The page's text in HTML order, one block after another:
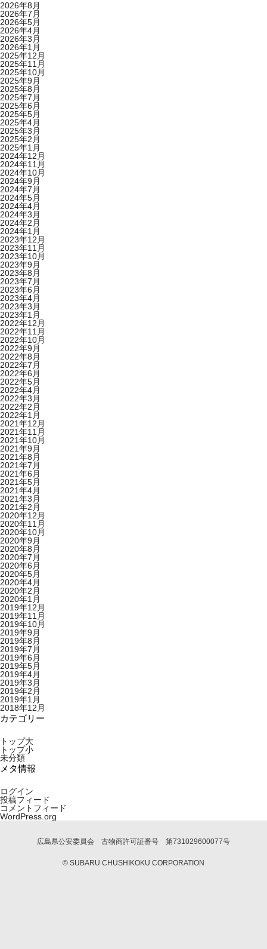
2026年8月
2026年7月
2026年5月
2026年4月
2026年3月
2026年1月
2025年12月
2025年11月
2025年10月
2025年9月
2025年8月
2025年7月
2025年6月
2025年5月
2025年4月
2025年3月
2025年2月
2025年1月
2024年12月
2024年11月
2024年10月
2024年9月
2024年7月
2024年5月
2024年4月
2024年3月
2024年2月
2024年1月
2023年12月
2023年11月
2023年10月
2023年9月
2023年8月
2023年7月
2023年6月
2023年4月
2023年3月
2023年1月
2022年12月
2022年11月
2022年10月
2022年9月
2022年8月
2022年7月
2022年6月
2022年5月
2022年4月
2022年3月
2022年2月
2022年1月
2021年12月
2021年11月
2021年10月
2021年9月
2021年8月
2021年7月
2021年6月
2021年5月
2021年4月
2021年3月
2021年2月
2020年12月
2020年11月
2020年10月
2020年9月
2020年8月
2020年7月
2020年6月
2020年5月
2020年4月
2020年2月
2020年1月
2019年12月
2019年11月
2019年10月
2019年9月
2019年8月
2019年7月
2019年6月
2019年5月
2019年4月
2019年3月
2019年2月
2019年1月
2018年12月
カテゴリー
トップ大
トップ小
未分類
メタ情報
ログイン
投稿フィード
コメントフィード
WordPress.org
広島県公安委員会 古物商許可証番号 第731029600077号
© SUBARU CHUSHIKOKU CORPORATION